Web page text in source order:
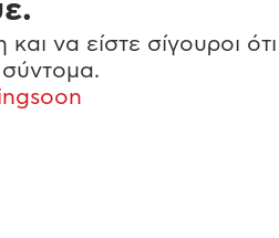
να είστε σίγουροι